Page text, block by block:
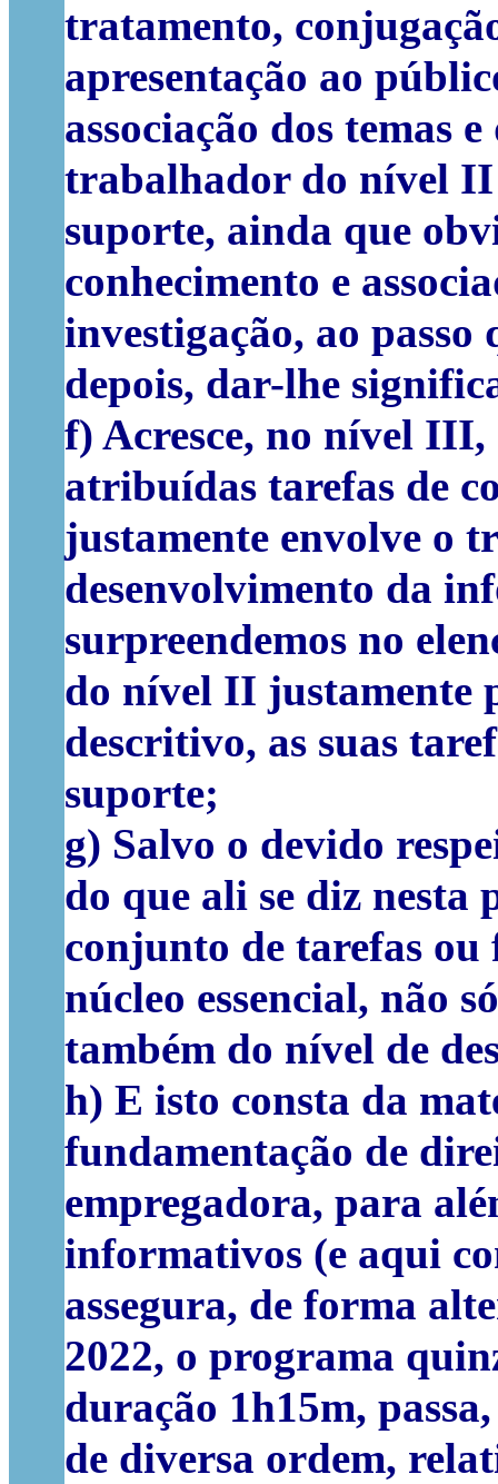
tratamento,
apresentação ao
associação dos temas
trabalhador do nível II
suporte, ainda que
conhecimento e
investigação, ao
depois, dar-lhe
f) Acresce, no nível
atribuídas tarefas de
justamente envolve o
desenvolvimento da
surpreendemos no
do nível II justamente
descritivo, as suas
suporte;
g) Salvo o devido
do que ali se diz nesta
conjunto de tarefas ou
núcleo essencial, não
também do nível de
h) E isto consta da
fundamentação de
empregadora, para
informativos (e aqui
assegura, de forma
2022, o programa
duração 1h15m,
de diversa ordem,